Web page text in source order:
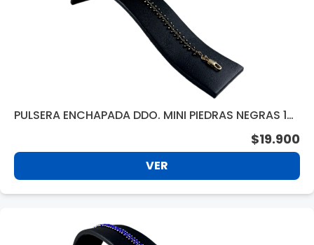
PULSERA ENCHAPADA DDO. MINI PIEDRAS NEGRAS 18
$19.900
VER